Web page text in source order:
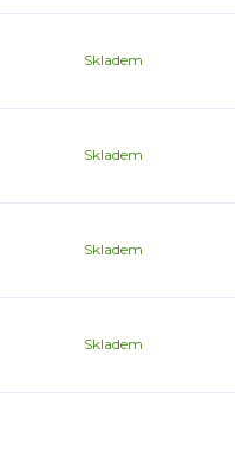
Skladem
Skladem
Skladem
Skladem